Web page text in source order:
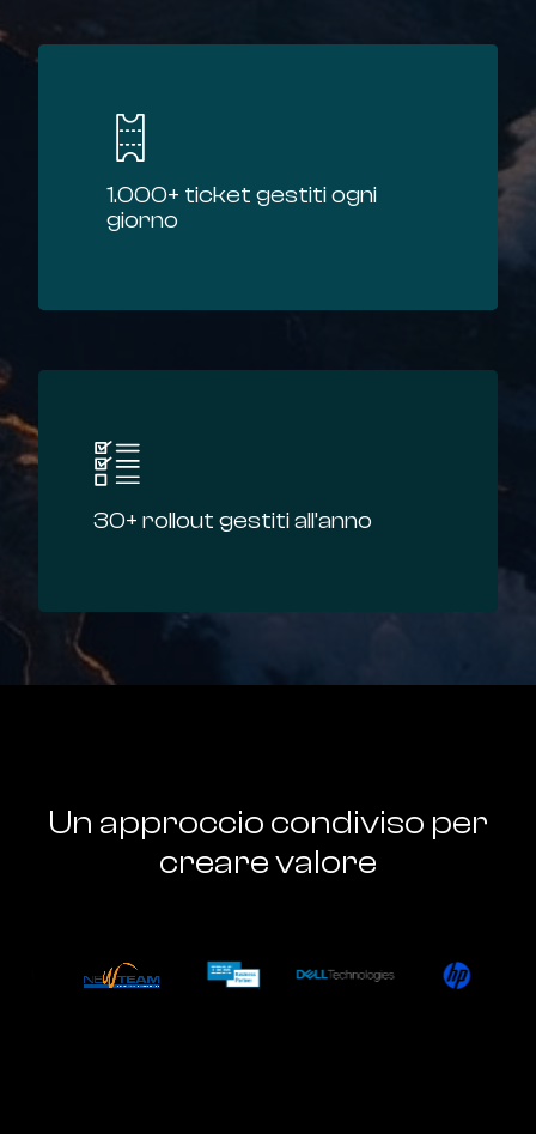
1.000+ ticket gestiti ogni
giorno
30+ rollout gestiti all’anno
Un approccio condiviso per
creare valore